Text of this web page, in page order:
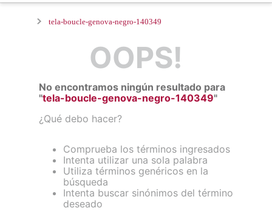
tela-boucle-genova-negro-140349
OOPS!
No encontramos ningún resultado para
"tela-boucle-genova-negro-140349"
¿Qué debo hacer?
Comprueba los términos ingresados
Intenta utilizar una sola palabra
Utiliza términos genéricos en la
búsqueda
Intenta buscar sinónimos del término
deseado